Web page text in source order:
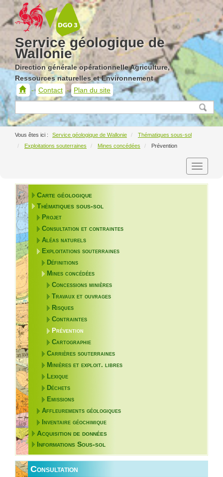
Service géologique de
Wallonie
Direction générale opérationnelle Agriculture,
Ressources naturelles et Environnement
Service
de
Wallonie
Contact Plan du site
Service géologique de Wallonie
Thématiques sous-sol
Exploitations souterraines
Mines concédées Prévention
Carte géologique
Thématiques sous-sol
Projet
Consultation et contraintes
Aléas naturels
Exploitations souterraines
Définitions
Mines concédées
Concessions minières
Travaux et ouvrages
Risques
Contraintes
Prévention
Cartographie
Carrières souterraines
Minières et exploit. libres
Lexique
Déchets
Emissions
Affleurements géologiques
Inventaire géochimique
Acquisition de données
Informations Sous-sol
Consultation